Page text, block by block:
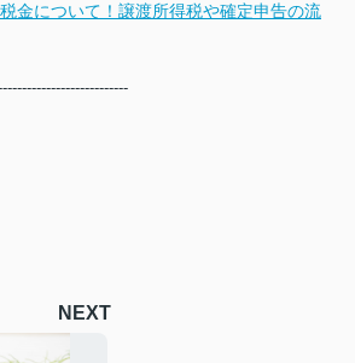
金について！譲渡所得税や確定申告の流
NEXT